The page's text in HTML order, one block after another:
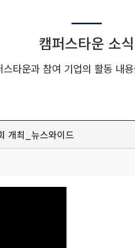
캠퍼스타운 소식
스타운과 참여 기업의 활동 내
개최_뉴스와이드